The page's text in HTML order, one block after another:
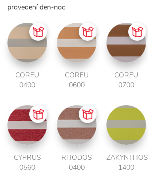
provedení den-noc
CORFU
0400
CORFU
0600
CORFU
0700
CYPRUS
0560
RHODOS
0400
ZAKYNTHOS
1400